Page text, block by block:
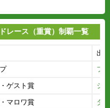
レース（重賞）制覇一覧
出
フ
ゲスト賞 シ
マロワ賞 タ